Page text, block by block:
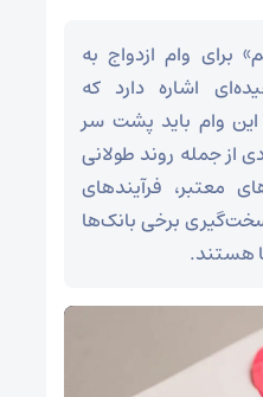
برای وام ازدواج به
اشاره دارد که
این وام باید پشت سر
از جمله روند طولانی
معتبر، فرآیندهای
برخی بانک‌ها
هستند.